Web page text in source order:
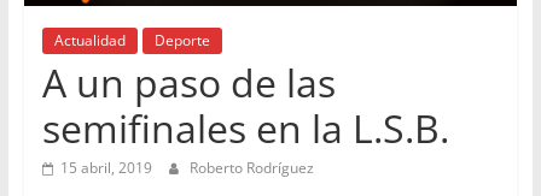
Actualidad Deporte
A un paso de las
semifinales en la L.S.B.
15 abril, 2019 Roberto Rodríguez